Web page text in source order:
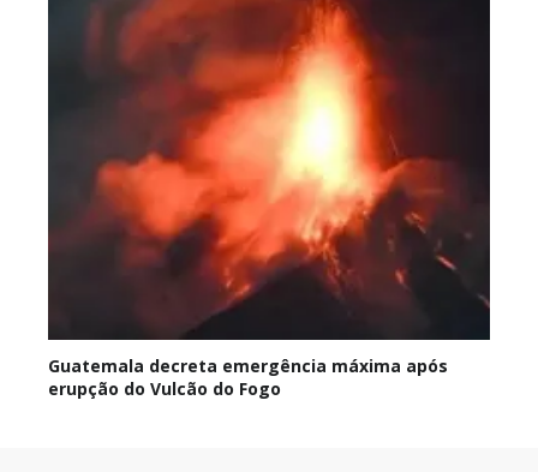
Guatemala decreta emergência máxima após
erupção do Vulcão do Fogo